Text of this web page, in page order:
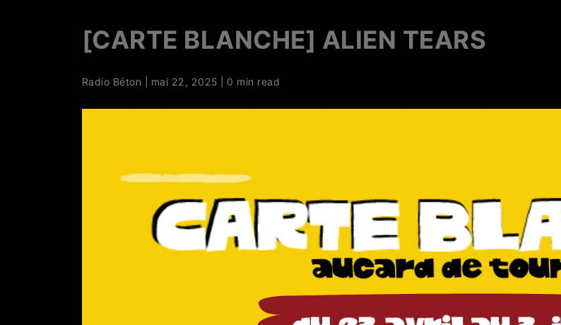
[CARTE BLANCHE] ALIEN TEARS
Radio Béton mai 22, 2025 0 min read